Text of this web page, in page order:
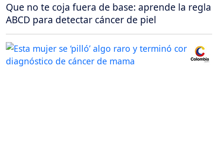
Que no te coja fuera de base: aprende la regla
ABCD para detectar cáncer de piel